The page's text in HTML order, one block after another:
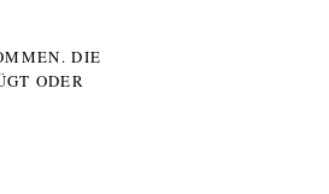
DIE
ODER